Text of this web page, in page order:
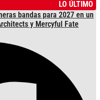
LO ÚLTIMO
bandas para 2027 en un
y Mercyful Fate